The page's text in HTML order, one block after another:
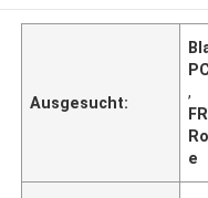
Ausgesucht:
,
e